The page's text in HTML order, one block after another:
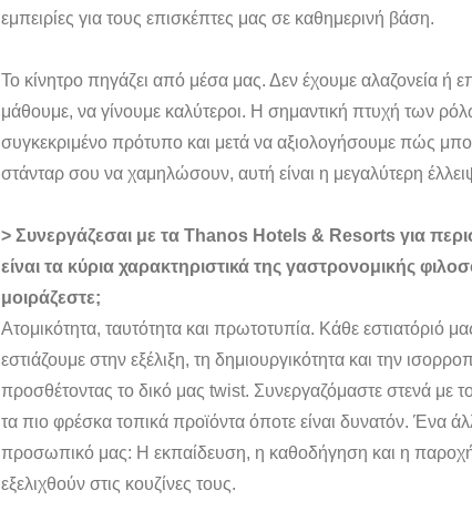
εμπειρίες για τους επισκέπτες μας σε καθημερινή βάση.
Το κίνητρο πηγάζει από μέσα μας. Δεν έχουμε αλαζονεία ή
μάθουμε, να γίνουμε καλύτεροι. Η σημαντική πτυχή των
συγκεκριμένο πρότυπο και μετά να αξιολογήσουμε πώς
στάνταρ σου να χαμηλώσουν, αυτή είναι η μεγαλύτερη
> Συνεργάζεσαι με τα Thanos Hotels & Resorts για
είναι τα κύρια χαρακτηριστικά της γαστρονομικής
μοιράζεστε;
Ατομικότητα, ταυτότητα και πρωτοτυπία. Κάθε εστιατόριό
εστιάζουμε στην εξέλιξη, τη δημιουργικότητα και την
προσθέτοντας το δικό μας twist. Συνεργαζόμαστε στενά με
τα πιο φρέσκα τοπικά προϊόντα όποτε είναι δυνατόν. Ένα
προσωπικό μας: Η εκπαίδευση, η καθοδήγηση και η παροχή
εξελιχθούν στις κουζίνες τους.